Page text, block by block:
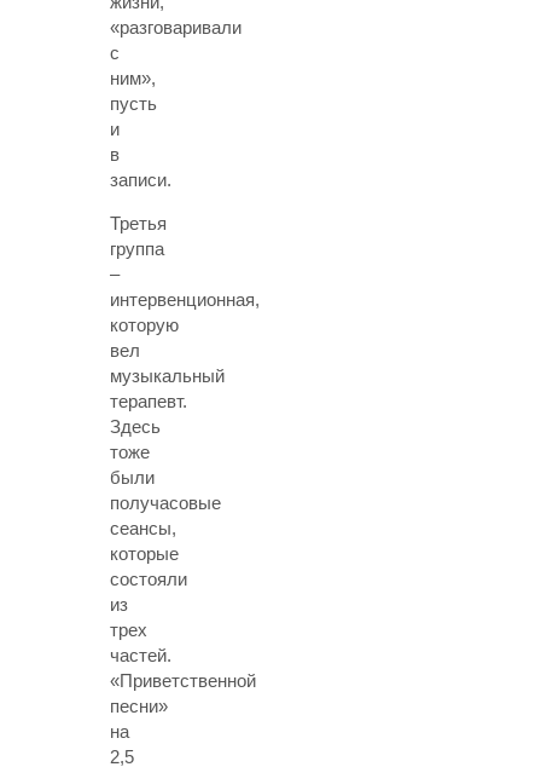
«разговаривали
с
ним»,
пусть
и
в
записи.
Третья
группа
–
интервенционная,
которую
вел
музыкальный
терапевт.
Здесь
тоже
были
получасовые
сеансы,
которые
состояли
из
трех
частей.
«Приветственной
песни»
на
2,5